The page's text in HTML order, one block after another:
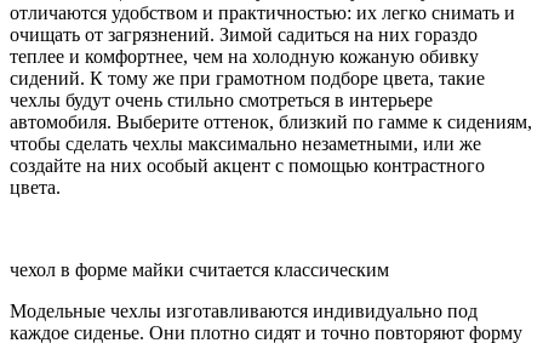
отличаются удобством и практичностью: их легко снимать и
очищать от загрязнений. Зимой садиться на них гораздо
теплее и комфортнее, чем на холодную кожаную обивку
сидений. К тому же при грамотном подборе цвета, такие
чехлы будут очень стильно смотреться в интерьере
автомобиля. Выберите оттенок, близкий по гамме к сидениям,
чтобы сделать чехлы максимально незаметными, или же
создайте на них особый акцент с помощью контрастного
цвета.
чехол в форме майки считается классическим
Модельные чехлы изготавливаются индивидуально под
каждое сиденье. Они плотно сидят и точно повторяют форму